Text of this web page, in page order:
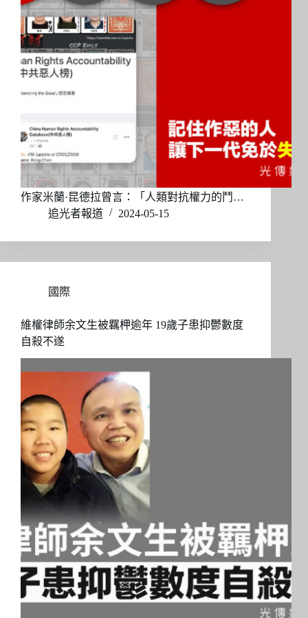
作家米蘭·昆德拉曾言：「人類對抗權力的鬥…
追光者報道
2024-05-15
國際
維權律師余文生被羈柙逾年 19歲子患抑鬱數度
自殺不遂